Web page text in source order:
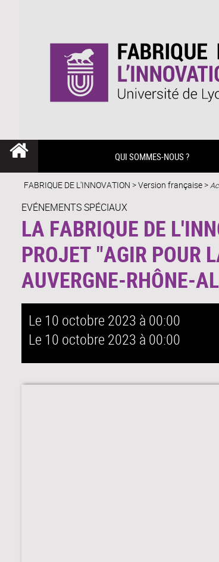
QUI SOMMES-NOUS ?
FABRIQUE DE L'INNOVATION >Version française>
EVÉNEMENTS SPÉCIAUX
LA FABRIQUE DE
PROJET "AGIR POUR
AUVERGNE-RHÔNE-
Le 10 octobre 2023 à 00:00
Le 10 octobre 2023 à 00:00